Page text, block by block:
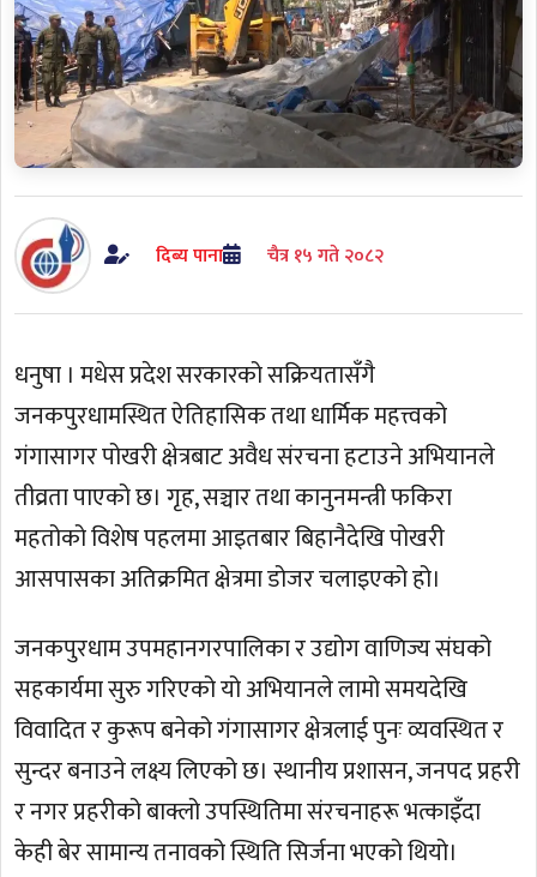
दिब्य पाना चैत्र १५ गते २०८२
धनुषा । मधेस प्रदेश सरकारको सक्रियतासँगै
जनकपुरधामस्थित ऐतिहासिक तथा धार्मिक महत्त्वको
गंगासागर पोखरी क्षेत्रबाट अवैध संरचना हटाउने अभियानले
तीव्रता पाएको छ। गृह, सञ्चार तथा कानुनमन्त्री फकिरा
महतोको विशेष पहलमा आइतबार बिहानैदेखि पोखरी
आसपासका अतिक्रमित क्षेत्रमा डोजर चलाइएको हो।
जनकपुरधाम उपमहानगरपालिका र उद्योग वाणिज्य संघको
सहकार्यमा सुरु गरिएको यो अभियानले लामो समयदेखि
विवादित र कुरूप बनेको गंगासागर क्षेत्रलाई पुनः व्यवस्थित र
सुन्दर बनाउने लक्ष्य लिएको छ। स्थानीय प्रशासन, जनपद प्रहरी
र नगर प्रहरीको बाक्लो उपस्थितिमा संरचनाहरू भत्काइँदा
केही बेर सामान्य तनावको स्थिति सिर्जना भएको थियो।